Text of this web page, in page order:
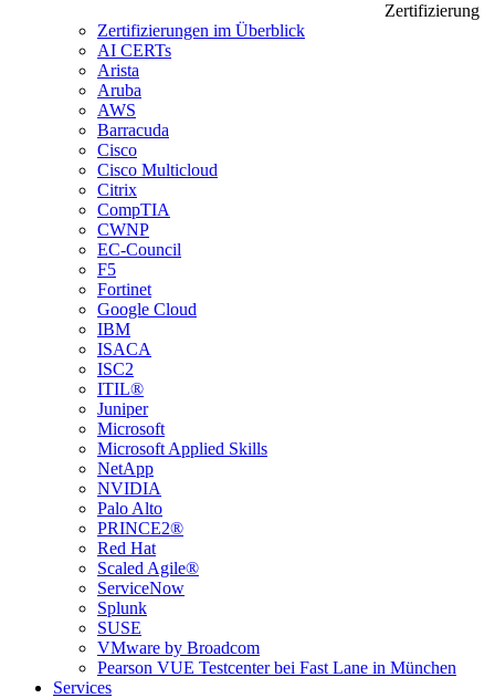
Zertifizierung
Zertifizierungen im Überblick
AI CERTs
Arista
Aruba
AWS
Barracuda
Cisco
Cisco Multicloud
Citrix
CompTIA
CWNP
EC-Council
F5
Fortinet
Google Cloud
IBM
ISACA
ISC2
ITIL®
Juniper
Microsoft
Microsoft Applied Skills
NetApp
NVIDIA
Palo Alto
PRINCE2®
Red Hat
Scaled Agile®
ServiceNow
Splunk
SUSE
VMware by Broadcom
Pearson VUE Testcenter bei Fast Lane in München
Services